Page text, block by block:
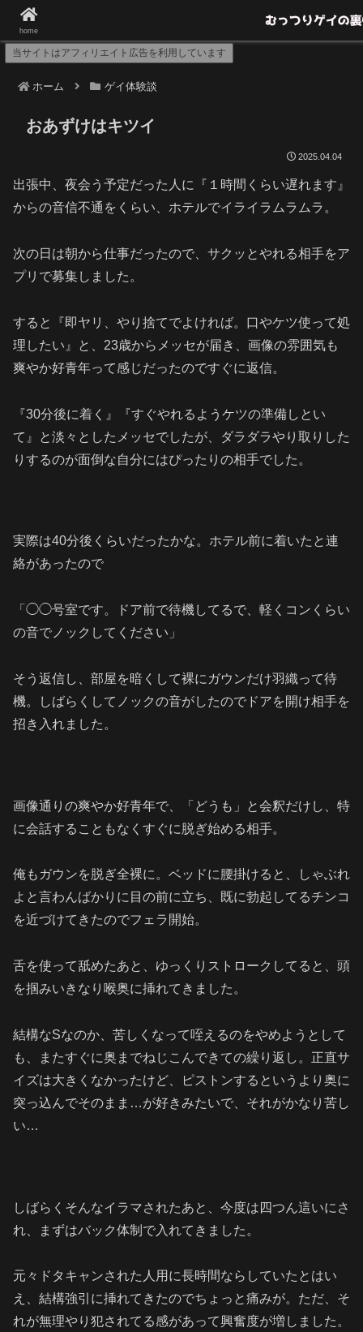
8月～のデーターが消えてしまったので現在復元中
当サイトはアフィリエイト広告を利用しています
ホーム ゲイ体験談
おあずけはキツイ
2025.04.04
出張中、夜会う予定だった人に『１時間くらい遅れます』
からの音信不通をくらい、ホテルでイライラムラムラ。
次の日は朝から仕事だったので、サクッとやれる相手をア
プリで募集しました。
すると『即ヤリ、やり捨てでよければ。口やケツ使って処
理したい』と、23歳からメッセが届き、画像の雰囲気も
爽やか好青年って感じだったのですぐに返信。
『30分後に着く』『すぐやれるようケツの準備しとい
て』と淡々としたメッセでしたが、ダラダラやり取りした
りするのが面倒な自分にはぴったりの相手でした。
実際は40分後くらいだったかな。ホテル前に着いたと連
絡があったので
「◯◯号室です。ドア前で待機してるで、軽くコンくらい
の音でノックしてください」
そう返信し、部屋を暗くして裸にガウンだけ羽織って待
機。しばらくしてノックの音がしたのでドアを開け相手を
招き入れました。
画像通りの爽やか好青年で、「どうも」と会釈だけし、特
に会話することもなくすぐに脱ぎ始める相手。
俺もガウンを脱ぎ全裸に。ベッドに腰掛けると、しゃぶれ
よと言わんばかりに目の前に立ち、既に勃起してるチンコ
を近づけてきたのでフェラ開始。
舌を使って舐めたあと、ゆっくりストロークしてると、頭
を掴みいきなり喉奥に挿れてきました。
結構なSなのか、苦しくなって咥えるのをやめようとして
も、またすぐに奥までねじこんできての繰り返し。正直サ
イズは大きくなかったけど、ピストンするというより奥に
突っ込んでそのまま…が好きみたいで、それがかなり苦し
い…
しばらくそんなイラマされたあと、今度は四つん這いにさ
れ、まずはバック体制で入れてきました。
元々ドタキャンされた人用に長時間ならしていたとはい
え、結構強引に挿れてきたのでちょっと痛みが。ただ、そ
れが無理やり犯されてる感があって興奮度が増しました。
home